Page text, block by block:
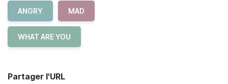
ANGRY MAD
WHAT ARE YOU
Partager l'URL